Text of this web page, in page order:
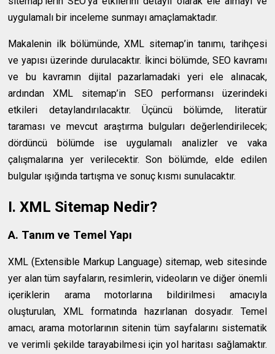
uygulamalı bir inceleme sunmayı amaçlamaktadır.
Makalenin ilk bölümünde, XML sitemap’in tanımı, tarihçesi
ve yapısı üzerinde durulacaktır. İkinci bölümde, SEO kavramı
ve bu kavramın dijital pazarlamadaki yeri ele alınacak,
ardından XML sitemap’in SEO performansı üzerindeki
etkileri detaylandırılacaktır. Üçüncü bölümde, literatür
taraması ve mevcut araştırma bulguları değerlendirilecek;
dördüncü bölümde ise uygulamalı analizler ve vaka
çalışmalarına yer verilecektir. Son bölümde, elde edilen
bulgular ışığında tartışma ve sonuç kısmı sunulacaktır.
I. XML Sitemap Nedir?
A. Tanım ve Temel Yapı
XML (Extensible Markup Language) sitemap, web sitesinde
yer alan tüm sayfaların, resimlerin, videoların ve diğer önemli
içeriklerin arama motorlarına bildirilmesi amacıyla
oluşturulan, XML formatında hazırlanan dosyadır. Temel
amacı, arama motorlarının sitenin tüm sayfalarını sistematik
ve verimli şekilde tarayabilmesi için yol haritası sağlamaktır.